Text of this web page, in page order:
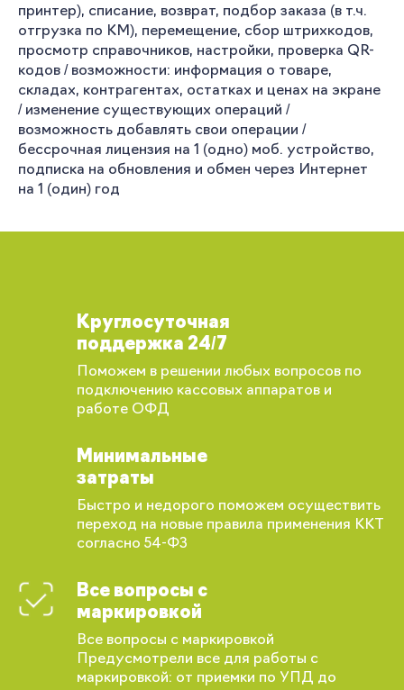
принтер), списание, возврат, подбор заказа (в т.ч.
отгрузка по КМ), перемещение, сбор штрихкодов,
просмотр справочников, настройки, проверка QR-
кодов / возможности: информация о товаре,
складах, контрагентах, остатках и ценах на экране
/ изменение существующих операций /
возможность добавлять свои операции /
бессрочная лицензия на 1 (одно) моб. устройство,
подписка на обновления и обмен через Интернет
на 1 (один) год
Круглосуточная
поддержка 24/7
Поможем в решении любых вопросов по
подключению кассовых аппаратов и
работе ОФД
Минимальные
затраты
Быстро и недорого поможем осуществить
переход на новые правила применения ККТ
согласно 54-ФЗ
Все вопросы с
маркировкой
Все вопросы с маркировкой
Предусмотрели все для работы с
маркировкой: от приемки по УПД до
Вы сможете отслеживать статус своих